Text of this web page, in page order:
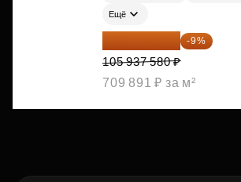
Ещё
96 403 198 ₽ -9%
105 937 580 ₽
709 891 ₽ за м²